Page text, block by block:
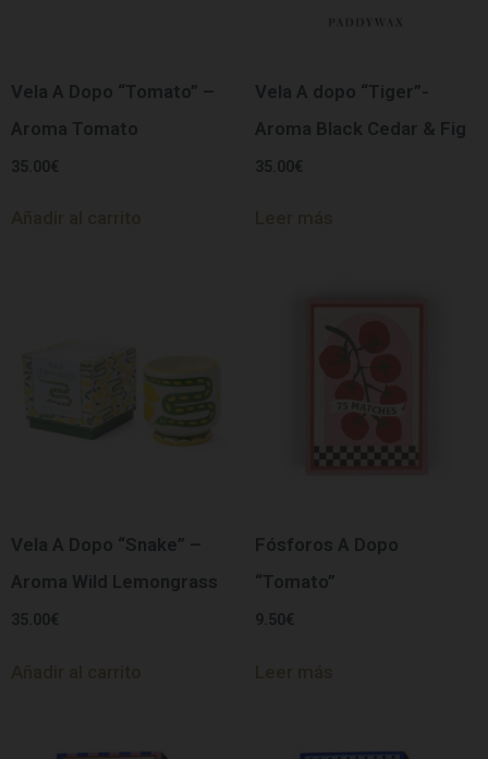
Vela A Dopo “Tomato” –
Aroma Tomato
35.00€
Vela A dopo “Tiger”-
Aroma Black Cedar & Fig
35.00€
Vela A Dopo “Snake” –
Aroma Wild Lemongrass
35.00 €
Fósforos A Dopo
“Tomato”
9.50 €